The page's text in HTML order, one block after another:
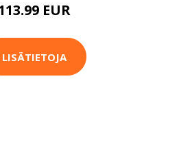
EUR
LISÄTIETOJA